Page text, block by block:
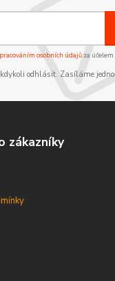
osobních údajůza účelem
kdykoli odhlásit. Zasíláme
zákazníky